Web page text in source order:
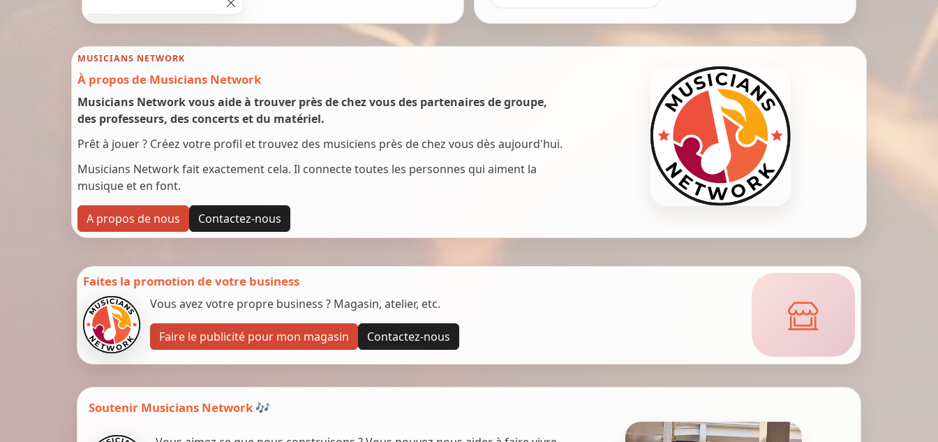
MUSICIANS NETWORK
À propos de Musicians Network
Musicians Network vous aide à trouver près de chez vous des partenaires de groupe,
des professeurs, des concerts et du matériel.
Prêt à jouer ? Créez votre profil et trouvez des musiciens près de chez vous dès aujourd'hui.
Musicians Network fait exactement cela. Il connecte toutes les personnes qui aiment la
musique et en font.
A propos de nous Contactez-nous
Faites la promotion de votre business
Vous avez votre propre business ? Magasin, atelier, etc.
Faire le publicité pour mon magasin Contactez-nous
Soutenir Musicians Network 🎶